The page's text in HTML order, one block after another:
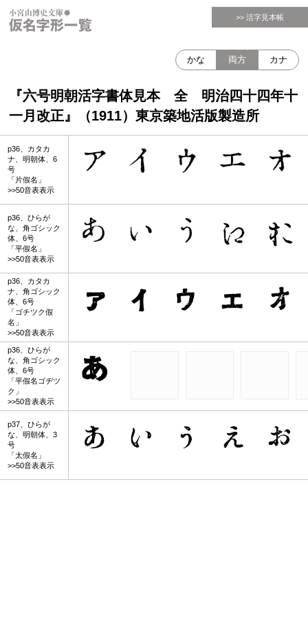
>> 活字見本帳
『六号明朝活字書体見本 全 明治四十四年十
一月改正』（1911）東京築地活版製造所
かな 両方 カナ
p36、カタカ
ナ、明朝体、6
号
「片假名」
>>50音表表示
p36、ひらが
な、角ゴシック
体、6号
「平假名」
>>50音表表示
p36、カタカ
ナ、角ゴシック
体、6号
「ゴチツク假
名」
>>50音表表示
p36、ひらが
な、角ゴシック
体、6号
「平假名ゴヂツ
ク」
>>50音表表示
p37、ひらが
な、明朝体、3
号
「太假名」
>>50音表表示